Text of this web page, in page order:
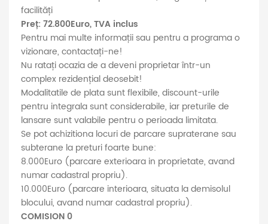
facilități
Preț: 72.800Euro, TVA inclus
Pentru mai multe informații sau pentru a programa o
vizionare, contactați-ne!
Nu ratați ocazia de a deveni proprietar într-un
complex rezidențial deosebit!
Modalitatile de plata sunt flexibile, discount-urile
pentru integrala sunt considerabile, iar preturile de
lansare sunt valabile pentru o perioada limitata.
Se pot achizitiona locuri de parcare supraterane sau
subterane la preturi foarte bune:
8.000Euro (parcare exterioara in proprietate, avand
numar cadastral propriu).
10.000Euro (parcare interioara, situata la demisolul
blocului, avand numar cadastral propriu).
COMISION 0